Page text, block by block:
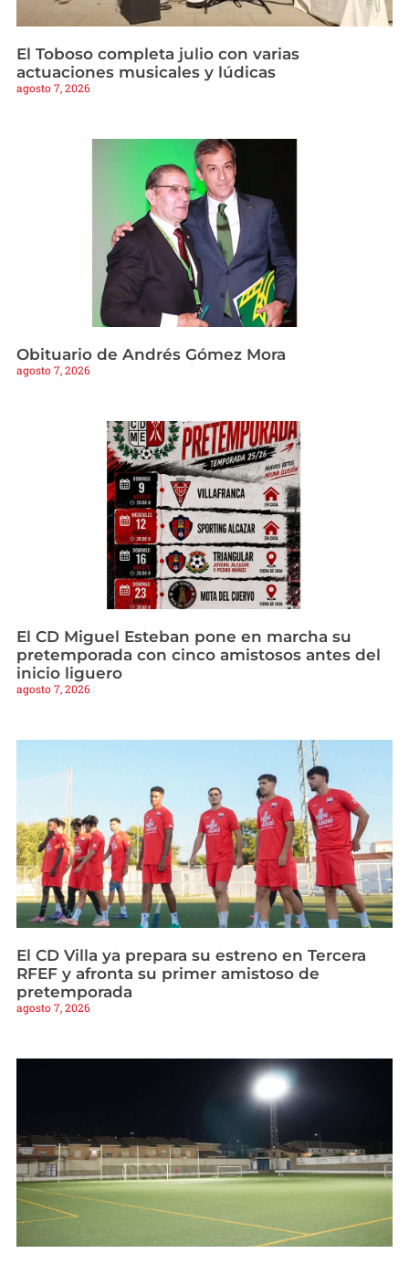
El Toboso completa julio con varias
actuaciones musicales y lúdicas
agosto 7, 2026
Obituario de Andrés Gómez Mora
agosto 7, 2026
El CD Miguel Esteban pone en marcha su
pretemporada con cinco amistosos antes del
inicio liguero
agosto 7, 2026
El CD Villa ya prepara su estreno en Tercera
RFEF y afronta su primer amistoso de
pretemporada
agosto 7, 2026